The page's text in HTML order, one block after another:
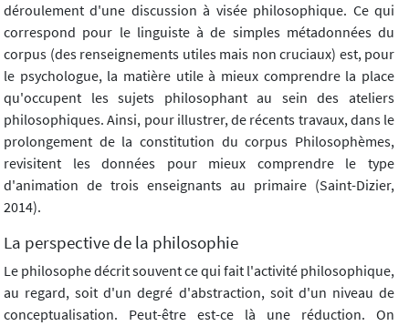
déroulement d'une discussion à visée philosophique. Ce qui
correspond pour le linguiste à de simples métadonnées du
corpus (des renseignements utiles mais non cruciaux) est, pour
le psychologue, la matière utile à mieux comprendre la place
qu'occupent les sujets philosophant au sein des ateliers
philosophiques. Ainsi, pour illustrer, de récents travaux, dans le
prolongement de la constitution du corpus Philosophèmes,
revisitent les données pour mieux comprendre le type
d'animation de trois enseignants au primaire (Saint-Dizier,
2014).
La perspective de la philosophie
Le philosophe décrit souvent ce qui fait l'activité philosophique,
au regard, soit d'un degré d'abstraction, soit d'un niveau de
conceptualisation. Peut-être est-ce là une réduction. On